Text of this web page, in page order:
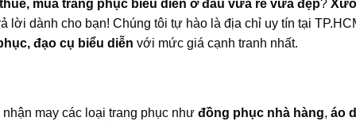
mua trang phục biểu diễn ở đâu vừa rẻ vừa đẹp?
lời dành cho bạn! Chúng tôi tự hào là địa chỉ uy tín tại
đạo cụ biểu diễn với mức giá cạnh tranh nhất.
nhận may các loại trang phục như đồng phục nhà hàng, áo